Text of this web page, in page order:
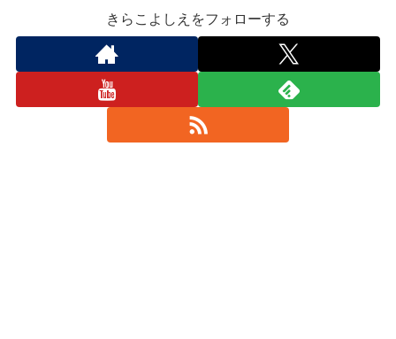
きらこよしえをフォローする